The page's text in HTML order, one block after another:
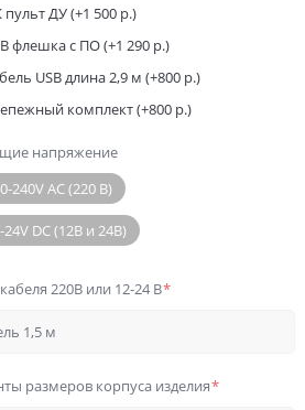
пульт ДУ (+1 500 р.)
флешка с ПО (+1 290 р.)
USB длина 2,9 м (+800 р.)
комплект (+800 р.)
напряжение
240V AC (220 В)
24V DC (12В и 24В)
220В или 12-24 В*
размеров корпуса изделия*